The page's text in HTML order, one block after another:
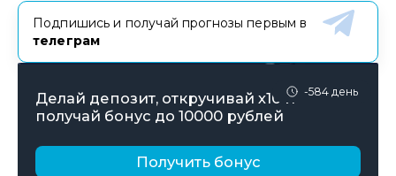
Подпишись и получай прогнозы первым в
телеграм
-584 день
Делай депозит, откручивай х10 и
получай бонус до 10000 рублей
Получить бонус